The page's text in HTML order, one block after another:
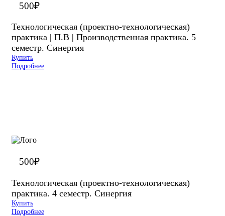
500₽
Технологическая (проектно-технологическая)
практика | П.В | Производственная практика. 5
семестр. Синергия
Купить
Подробнее
500₽
Технологическая (проектно-технологическая)
практика. 4 семестр. Синергия
Купить
Подробнее